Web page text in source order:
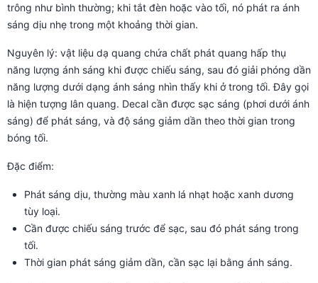
trông như bình thường; khi tắt đèn hoặc vào tối, nó phát ra ánh
sáng dịu nhẹ trong một khoảng thời gian.
Nguyên lý: vật liệu dạ quang chứa chất phát quang hấp thụ
năng lượng ánh sáng khi được chiếu sáng, sau đó giải phóng dần
năng lượng dưới dạng ánh sáng nhìn thấy khi ở trong tối. Đây gọi
là hiện tượng lân quang. Decal cần được sạc sáng (phơi dưới ánh
sáng) để phát sáng, và độ sáng giảm dần theo thời gian trong
bóng tối.
Đặc điểm:
Phát sáng dịu, thường màu xanh lá nhạt hoặc xanh dương
tùy loại.
Cần được chiếu sáng trước để sạc, sau đó phát sáng trong
tối.
Thời gian phát sáng giảm dần, cần sạc lại bằng ánh sáng.